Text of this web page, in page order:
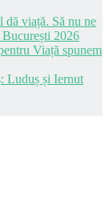
viață. Să nu ne
2026
Viață spunem
Luduș și Iernut